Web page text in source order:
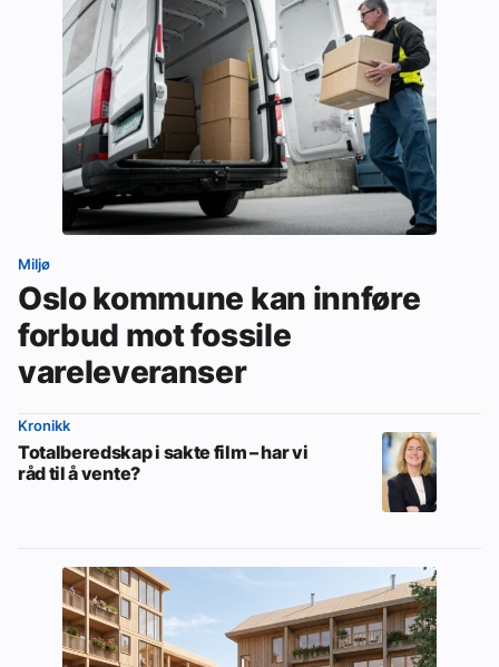
Miljø
Oslo kommune kan innføre
forbud mot fossile
vareleveranser
Kronikk
Totalberedskap i sakte film – har vi
råd til å vente?